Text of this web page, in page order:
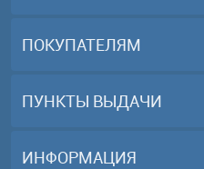
ПОКУПАТЕЛЯМ
ПУНКТЫ ВЫДАЧИ
ИНФОРМАЦИЯ